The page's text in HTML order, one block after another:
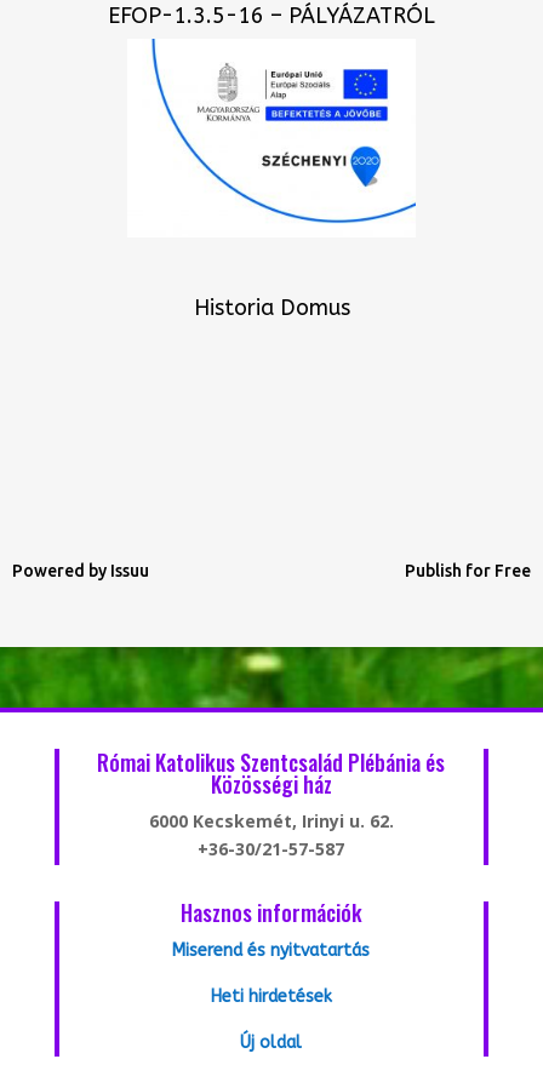
EFOP-1.3.5-16 – PÁLYÁZATRÓL
Historia Domus
Powered by Issuu Publish for Free
Római Katolikus Szentcsalád Plébánia és
Közösségi ház
6000 Kecskemét, Irinyi u. 62.
+36-30/21-57-587
Hasznos információk
Miserend és nyitvatartás
Heti hirdetések
Új oldal